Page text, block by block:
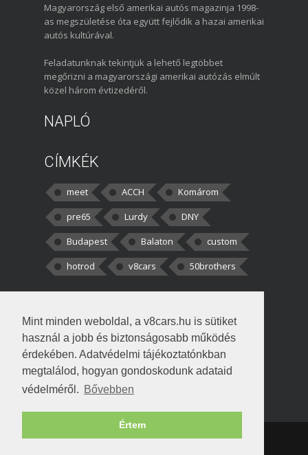
Mint minden weboldal, a v8cars.hu is sütiket
használ a jobb és biztonságosabb működés
érdekében. Adatvédelmi tájékoztatónkban
megtalálod, hogyan gondoskodunk adataid
védelméről. Bővebben
Értem
Magyarország első amerikai autós magazinja 1998-
as megszületése óta együtt fejlődik a hazai amerikai
autós kultúrával.
Feladatunknak tekintjük a lehető legtöbbet
megőrizni a magyarországi amerikai autózás elmúlt
közel három évtizedéről.
NAPLÓ
CÍMKÉK
meet ACCH
Komárom
pre65
Lurdy
DNY
Budapest
Balaton
custom
hotrod
v8cars 50brothers
kortisz:Elszúrtam! Én csak két
darabbaal számoltam. Nem tudtam, hogy fél autót,
Béke:
!fasza Örültem is nagyon, amikor
Copyright © 1998-2026 v8cars.huT|Szerzői jogok